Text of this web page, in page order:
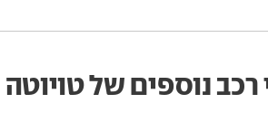
רכב נוספים של טויוטה